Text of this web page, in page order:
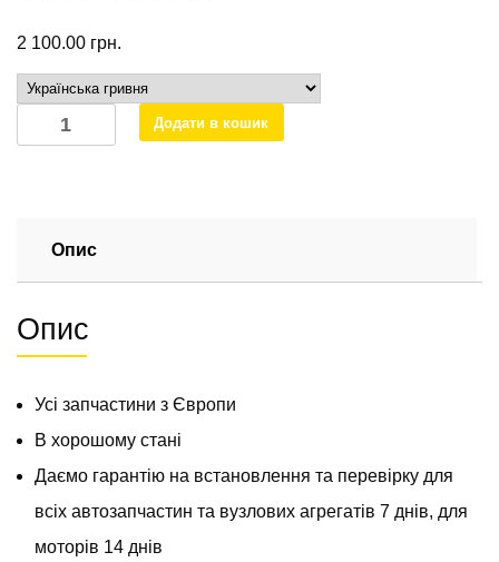
2 100.00 грн.
Крило
переднє
кількість
Додати в кошик
Опис
Опис
Усі запчастини з Європи
В хорошому стані
Даємо гарантію на встановлення та перевірку для
всіх автозапчастин та вузлових агрегатів 7 днів, для
моторів 14 днів